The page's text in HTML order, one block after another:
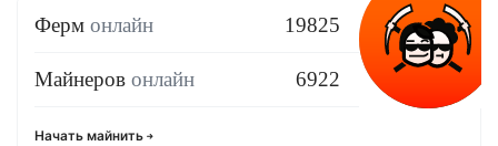
Ферм онлайн 19825
Майнеров онлайн 6922
Начать майнить